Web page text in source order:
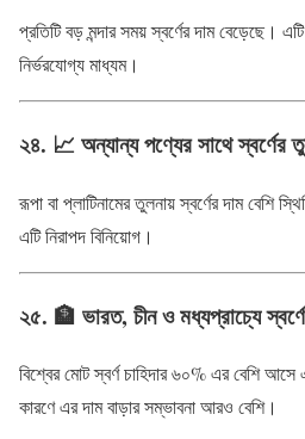
প্রতিটি বড় মন্দার সময় স্বর্ণের দাম বেড়েছে।
নির্ভরযোগ্য মাধ্যম।
২৪. 📈 অন্যান্য পণ্যের সাথে স্বর্ণের
রূপা বা প্লাটিনামের তুলনায় স্বর্ণের দাম বেশি
এটি নিরাপদ বিনিয়োগ।
২৫. 🏦 ভারত, চীন ও মধ্যপ্রাচ্যে
বিশ্বের মোট স্বর্ণ চাহিদার ৬০% এর বেশি
কারণে এর দাম বাড়ার সম্ভাবনা আরও বেশি।